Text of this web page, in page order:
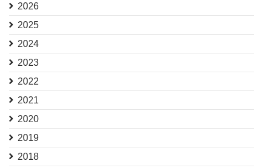
2026
2025
2024
2023
2022
2021
2020
2019
2018